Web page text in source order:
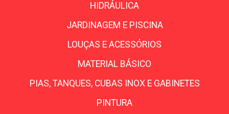
HIDRÁULICA
JARDINAGEM E PISCINA
LOUÇAS E ACESSÓRIOS
MATERIAL BÁSICO
PIAS, TANQUES, CUBAS INOX E GABINETES
PINTURA